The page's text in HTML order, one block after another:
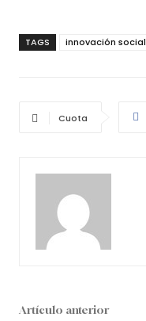
TAGS innovación social
Cuota
Artículo anterior